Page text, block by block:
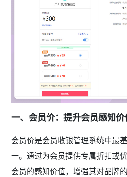
一、会员价：提升会员感知
会员价是会员收银管理系统中最
一。通过为会员提供专属折扣或
会员的感知价值，增强其对品牌